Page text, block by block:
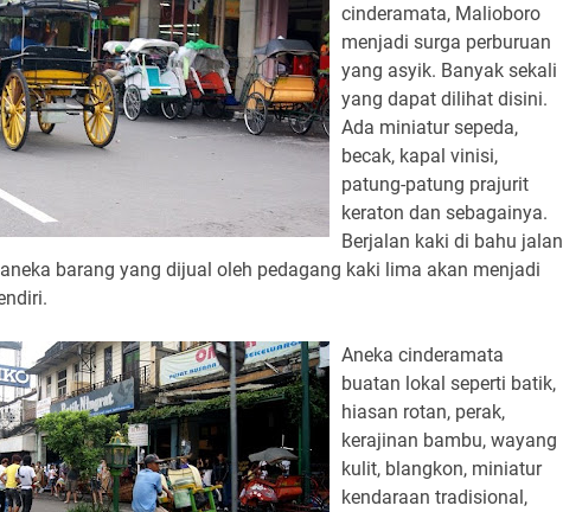
cinderamata, Malioboro
menjadi surga perburuan
yang asyik. Banyak sekali
yang dapat dilihat disini.
Ada miniatur sepeda,
becak, kapal vinisi,
patung-patung prajurit
keraton dan sebagainya.
Berjalan kaki di bahu jalan
barang yang dijual oleh pedagang kaki lima akan menjadi
Aneka cinderamata
buatan lokal seperti batik,
hiasan rotan, perak,
kerajinan bambu, wayang
kulit, blangkon, miniatur
kendaraan tradisional,